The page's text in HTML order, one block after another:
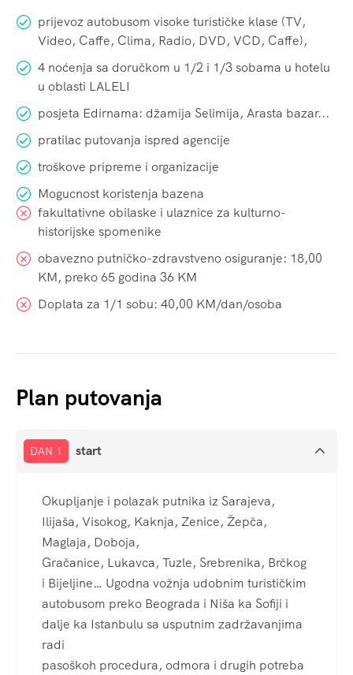
prijevoz autobusom visoke turističke klase (TV,
Video, Caffe, Clima, Radio, DVD, VCD, Caffe),
4 noćenja sa doručkom u 1/2 i 1/3 sobama u hotelu
u oblasti LALELI
posjeta Edirnama: džamija Selimija, Arasta bazar...
pratilac putovanja ispred agencije
troškove pripreme i organizacije
Mogucnost koristenja bazena
fakultativne obilaske i ulaznice za kulturno-
historijske spomenike
obavezno putničko-zdravstveno osiguranje: 18,00
KM, preko 65 godina 36 KM
Doplata za 1/1 sobu: 40,00 KM/dan/osoba
DAN 1 start
Okupljanje i polazak putnika iz Sarajeva,
Ilijaša, Visokog, Kaknja, Zenice, Žepča,
Maglaja, Doboja,
Gračanice, Lukavca, Tuzle, Srebrenika, Brčkog
i Bijeljine… Ugodna vožnja udobnim turističkim
autobusom preko Beograda i Niša ka Sofiji i
dalje ka Istanbulu sa usputnim zadržavanjima
radi
pasoškoh procedura, odmora i drugih potreba